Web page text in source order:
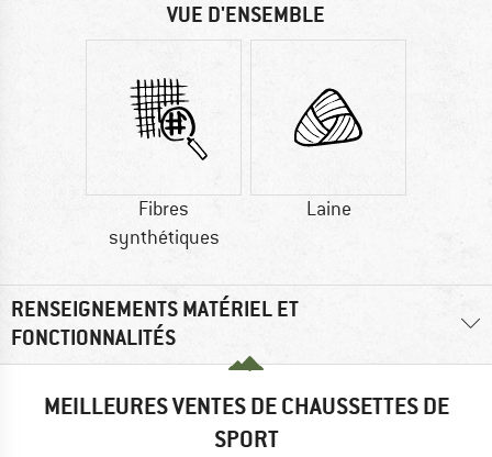
VUE D'ENSEMBLE
Fibres
synthétiques
Laine
RENSEIGNEMENTS MATÉRIEL ET
FONCTIONNALITÉS
MEILLEURES VENTES DE CHAUSSETTES DE
SPORT